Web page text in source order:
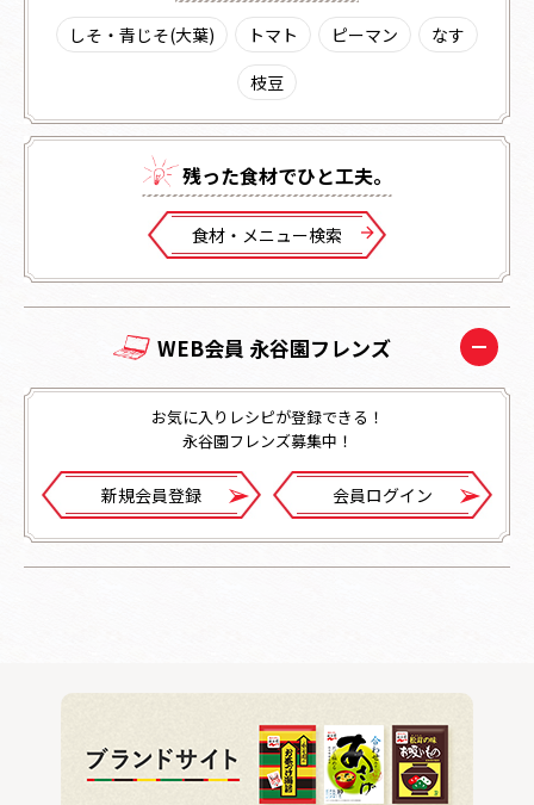
しそ・青じそ(大葉) トマト ピーマン
なす
枝豆
残った⾷材でひと⼯夫。
⾷材・メニュー検索
WEB会員 永谷園フレンズ
お気に入りレシピが登録できる！
永谷園フレンズ募集中！
新規会員登録 会員ログイン